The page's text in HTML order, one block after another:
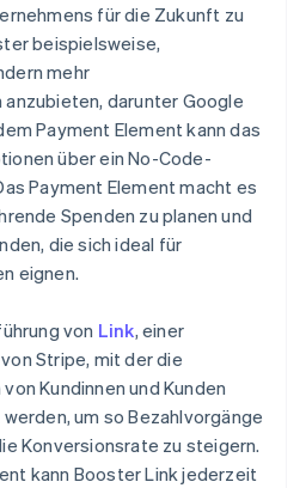
für die Zukunft zu
beispielsweise,
mehr
darunter Google
Payment Element kann das
über ein No-Code-
Payment Element macht es
Spenden zu planen und
die sich ideal für
eignen.
von Link, einer
Stripe, mit der die
Kundinnen und Kunden
um so Bezahlvorgänge
Konversionsrate zu steigern.
kann Booster Link jederzeit